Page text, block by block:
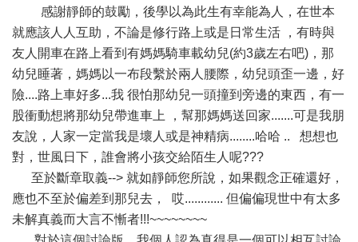
感謝靜師的鼓勵，後學以為此生有幸能為人，在世本
就應該人人互助，不論是修行路上或是日常生活 ，有時與
友人開車在路上看到有媽媽騎車載幼兒(約3歲左右吧)，那
幼兒睡著，媽媽以一布段繫於兩人腰際，幼兒頭歪一邊，好
險....路上車好多...我 很怕那幼兒一頭撞到旁邊的東西，有一
股衝動想將那幼兒帶進車上 ，幫那媽媽送回家.......可是我朋
友說，人家一定當我是壞人或是神精病........哈哈 .. 想想也
對，世風日下，誰會將小孩交給陌生人呢???
至於斷章取義--> 就如靜師您所說，如果觀念正確還好，
應也不至於偏差到那兒去， 哎............ 但偏偏現世中有太多
未解真義而大言不慚者!!!~~~~~~~~